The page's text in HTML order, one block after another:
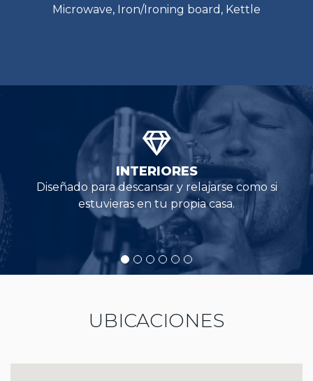
Microwave, Iron/Ironing board, Kettle
INTERIORES
Diseñado para descansar y relajarse como si
estuvieras en tu propia casa.
UBICACIONES